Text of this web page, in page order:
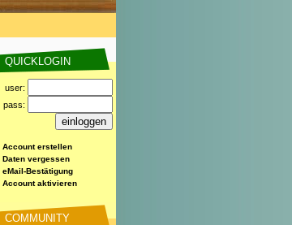
QUICKLOGIN
user:
pass:
Account erstellen
Daten vergessen
eMail-Bestätigung
Account aktivieren
COMMUNITY